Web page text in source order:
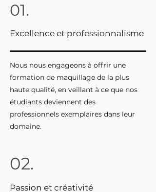
01.
Excellence et professionnalisme
Nous nous engageons à offrir une
formation de maquillage de la plus
haute qualité, en veillant à ce que nos
étudiants deviennent des
professionnels exemplaires dans leur
domaine.
02.
Passion et créativité